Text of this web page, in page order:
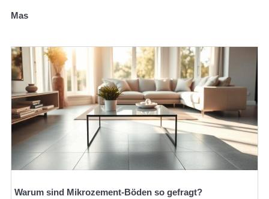
Mas
Warum sind Mikrozement-Böden so gefragt?